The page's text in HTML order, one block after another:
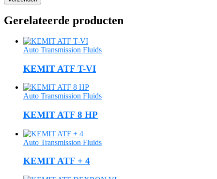
Gerelateerde producten
Auto Transmission Fluids
KEMIT ATF T-VI
Auto Transmission Fluids
KEMIT ATF 8 HP
Auto Transmission Fluids
KEMIT ATF + 4